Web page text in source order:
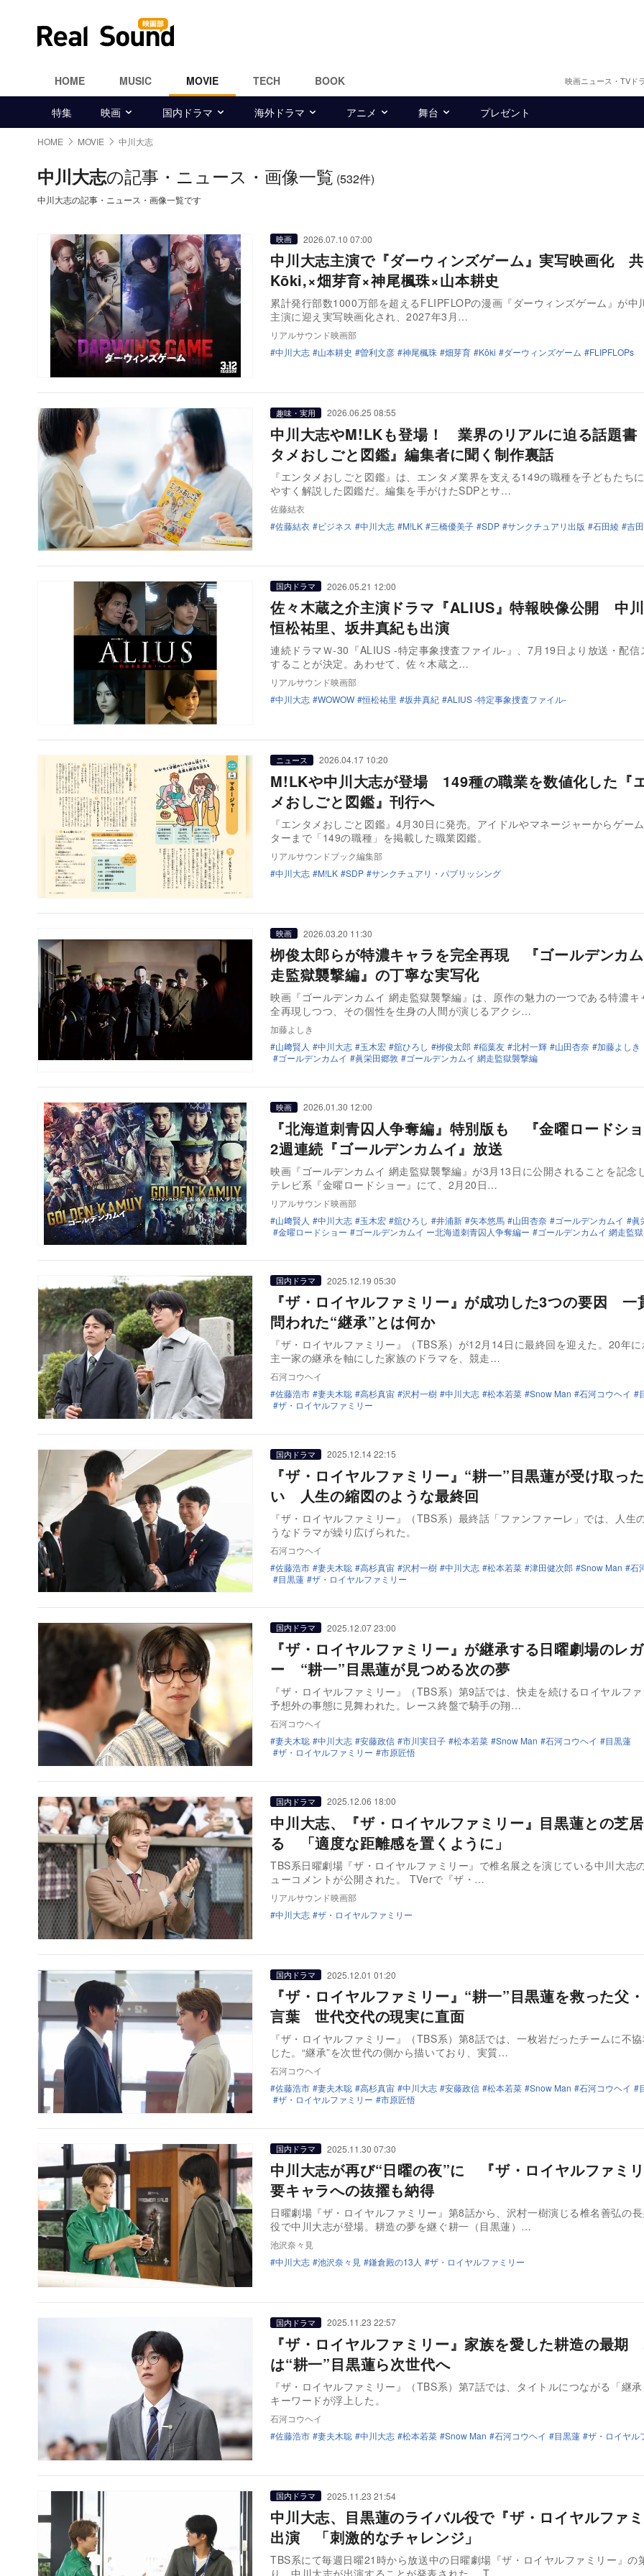
HOME MUSIC MOVIE TECH BOOK 映画ニュース・TVド
特集 映画 国内ドラマ 海外ドラマ アニメ 舞台 プレゼント
HOME MOVIE 中川大志
中川大志の記事・ニュース・画像一覧 (532件)
中川大志の記事・ニュース・画像一覧です
映画 2026.07.10 07:00
中川大志主演で『ダーウィンズゲーム』実写映画化
Kōki,×畑芽育×神尾楓珠×山本耕史
累計発行部数1000万部を超えるFLIPFLOPの漫画『ダーウィンズゲーム』が中
主演に迎え実写映画化され、2027年3月…
リアルサウンド映画部
中川大志
山本耕史 曽利文彦 神尾楓珠 畑芽育 Kōki ダーウィンズゲーム FLIPFLOPs
趣味・実用 2026.06.25 08:55
中川大志やM!LKも登場！ 業界のリアルに迫る話題書
タメおしごと図鑑』編集者に聞く制作裏話
『エンタメおしごと図鑑』は、エンタメ業界を支える149の職種を子どもたち
やすく解説した図鑑だ。編集を手がけたSDPとサ…
佐藤結衣
佐藤結衣
ビジネス 中川大志 M!LK 三橋優美子 SDP サンクチュアリ出版 石田綾 吉
国内ドラマ 2026.05.21 12:00
佐々木蔵之介主演ドラマ『ALIUS』特報映像公開 中川
恒松祐里、坂井真紀も出演
連続ドラマＷ-30『ALIUS -特定事象捜査ファイル-』、7月19日より放送・配信
することが決定。あわせて、佐々木蔵之…
リアルサウンド映画部
中川大志
WOWOW 恒松祐里 坂井真紀 ALIUS -特定事象捜査ファイル-
ニュース 2026.04.17 10:20
M!LKや中川大志が登場 149種の職業を数値化した『
メおしごと図鑑』刊行へ
『エンタメおしごと図鑑』4月30日に発売。アイドルやマネージャーからゲー
ターまで「149の職種」を掲載した職業図鑑。
リアルサウンドブック編集部
中川大志
M!LK SDP サンクチュアリ・パブリッシング
映画 2026.03.20 11:30
栁俊太郎らが特濃キャラを完全再現 『ゴールデンカ
走監獄襲撃編』の丁寧な実写化
映画『ゴールデンカムイ 網走監獄襲撃編』は、原作の魅力の一つである特濃キ
全再現しつつ、その個性を生身の人間が演じるアクシ…
加藤よしき
山﨑賢人
中川大志 玉木宏 舘ひろし 栁俊太郎 稲葉友 北村一輝 山田杏奈
加藤よしき
ゴールデンカムイ
眞栄田郷敦 ゴールデンカムイ 網走監獄襲撃編
映画 2026.01.30 12:00
『北海道刺青囚人争奪編』特別版も 『金曜ロードシ
2週連続『ゴールデンカムイ』放送
映画『ゴールデンカムイ 網走監獄襲撃編』が3月13日に公開されることを記念
テレビ系『金曜ロードショー』にて、2月20日…
リアルサウンド映画部
山﨑賢人
中川大志 玉木宏 舘ひろし 井浦新 矢本悠馬 山田杏奈 ゴールデンカムイ
眞
金曜ロードショー
ゴールデンカムイ ー北海道刺青囚人争奪編ー ゴールデンカムイ 網走監
国内ドラマ 2025.12.19 05:30
『ザ・ロイヤルファミリー』が成功した3つの要因 一
問われた“継承”とは何か
『ザ・ロイヤルファミリー』（TBS系）が12月14日に最終回を迎えた。20年
主一家の継承を軸にした家族のドラマを、競走…
石河コウヘイ
佐藤浩市
妻夫木聡 高杉真宙 沢村一樹 中川大志 松本若菜 Snow Man 石河コウヘイ
ザ・ロイヤルファミリー
国内ドラマ 2025.12.14 22:15
『ザ・ロイヤルファミリー』“耕一”目黒蓮が受け取っ
い 人生の縮図のような最終回
『ザ・ロイヤルファミリー』（TBS系）最終話「ファンファーレ」では、人生
うなドラマが繰り広げられた。
石河コウヘイ
佐藤浩市
妻夫木聡 高杉真宙 沢村一樹 中川大志 松本若菜 津田健次郎 Snow Man
石
目黒蓮
ザ・ロイヤルファミリー
国内ドラマ 2025.12.07 23:00
『ザ・ロイヤルファミリー』が継承する日曜劇場のレ
ー “耕一”目黒蓮が見つめる次の夢
『ザ・ロイヤルファミリー』（TBS系）第9話では、快走を続けるロイヤルフ
予想外の事態に見舞われた。レース終盤で騎手の翔…
石河コウヘイ
妻夫木聡
中川大志 安藤政信 市川実日子 松本若菜 Snow Man 石河コウヘイ
目黒蓮
ザ・ロイヤルファミリー
市原匠悟
国内ドラマ 2025.12.06 18:00
中川大志、『ザ・ロイヤルファミリー』目黒蓮との芝
る 「適度な距離感を置くように」
TBS系日曜劇場『ザ・ロイヤルファミリー』で椎名展之を演じている中川大志
ューコメントが公開された。 TVerで『ザ・…
リアルサウンド映画部
中川大志
ザ・ロイヤルファミリー
国内ドラマ 2025.12.01 01:20
『ザ・ロイヤルファミリー』“耕一”目黒蓮を救った父
言葉 世代交代の現実に直面
『ザ・ロイヤルファミリー』（TBS系）第8話では、一枚岩だったチームに不
じた。“継承”を次世代の側から描いており、実質…
石河コウヘイ
佐藤浩市
妻夫木聡 高杉真宙 中川大志 安藤政信 松本若菜 Snow Man 石河コウヘイ
ザ・ロイヤルファミリー
市原匠悟
国内ドラマ 2025.11.30 07:30
中川大志が再び“日曜の夜”に 『ザ・ロイヤルファミ
要キャラへの抜擢も納得
日曜劇場『ザ・ロイヤルファミリー』第8話から、沢村一樹演じる椎名善弘の
役で中川大志が登場。耕造の夢を継ぐ耕一（目黒蓮）…
池沢奈々見
中川大志
池沢奈々見 鎌倉殿の13人 ザ・ロイヤルファミリー
国内ドラマ 2025.11.23 22:57
『ザ・ロイヤルファミリー』家族を愛した耕造の最期
は“耕一”目黒蓮ら次世代へ
『ザ・ロイヤルファミリー』（TBS系）第7話では、タイトルにつながる「継承
キーワードが浮上した。
石河コウヘイ
佐藤浩市
妻夫木聡 中川大志 松本若菜 Snow Man 石河コウヘイ 目黒蓮 ザ・ロイヤル
国内ドラマ 2025.11.23 21:54
中川大志、目黒蓮のライバル役で『ザ・ロイヤルファミ
出演 「刺激的なチャレンジ」
TBS系にて毎週日曜21時から放送中の日曜劇場『ザ・ロイヤルファミリー』の